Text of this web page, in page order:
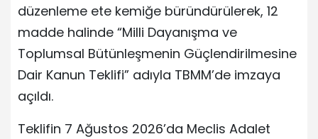
düzenleme ete kemiğe büründürülerek, 12
madde halinde “Milli Dayanışma ve
Toplumsal Bütünleşmenin Güçlendirilmesine
Dair Kanun Teklifi” adıyla TBMM’de imzaya
açıldı.
Teklifin 7 Ağustos 2026’da Meclis Adalet